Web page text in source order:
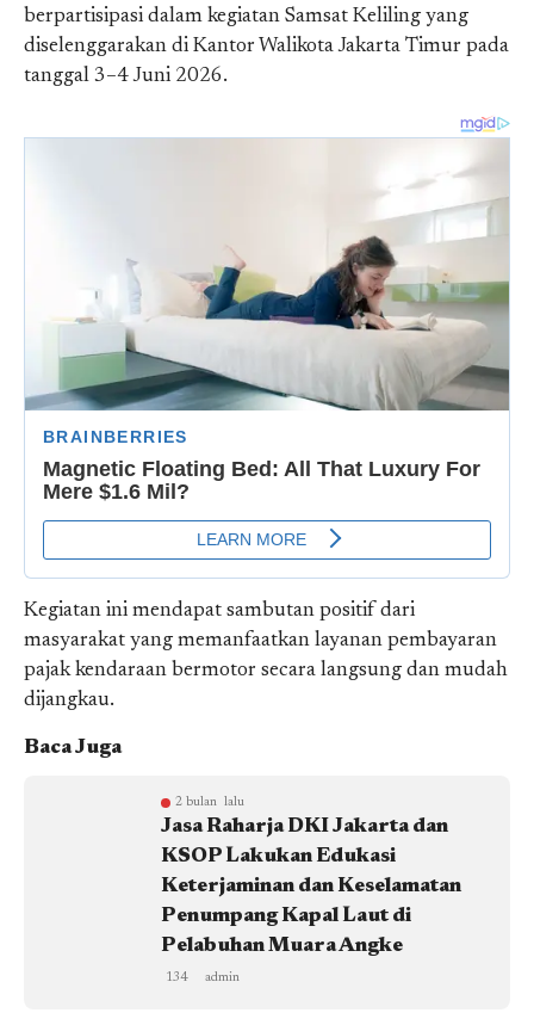
berpartisipasi dalam kegiatan Samsat Keliling yang
diselenggarakan di Kantor Walikota Jakarta Timur pada
tanggal 3–4 Juni 2026.
Kegiatan ini mendapat sambutan positif dari
masyarakat yang memanfaatkan layanan pembayaran
pajak kendaraan bermotor secara langsung dan mudah
dijangkau.
Baca Juga
2 bulan lalu
Jasa Raharja DKI Jakarta dan
KSOP Lakukan Edukasi
Keterjaminan dan Keselamatan
Penumpang Kapal Laut di
Pelabuhan Muara Angke
134 admin